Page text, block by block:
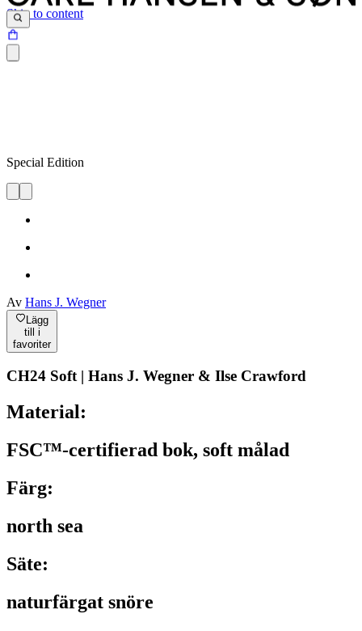
Skip to content
Special Edition
Av Hans J. Wegner
Lägg
till i
favoriter
CH24 Soft | Hans J. Wegner & Ilse Crawford
Material:
FSC™-certifierad bok, soft målad
Färg:
north sea
Säte:
naturfärgat snöre